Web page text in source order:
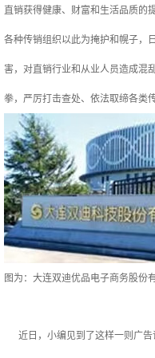
直销获得健康、财富和生活品质的
各种传销组织以此为掩护和幌子，
害，对直销行业和从业人员造成混
拳，严厉打击查处、依法取缔各类
图为：大连双迪优品电子商务股份
近日，小编见到了这样一则广告